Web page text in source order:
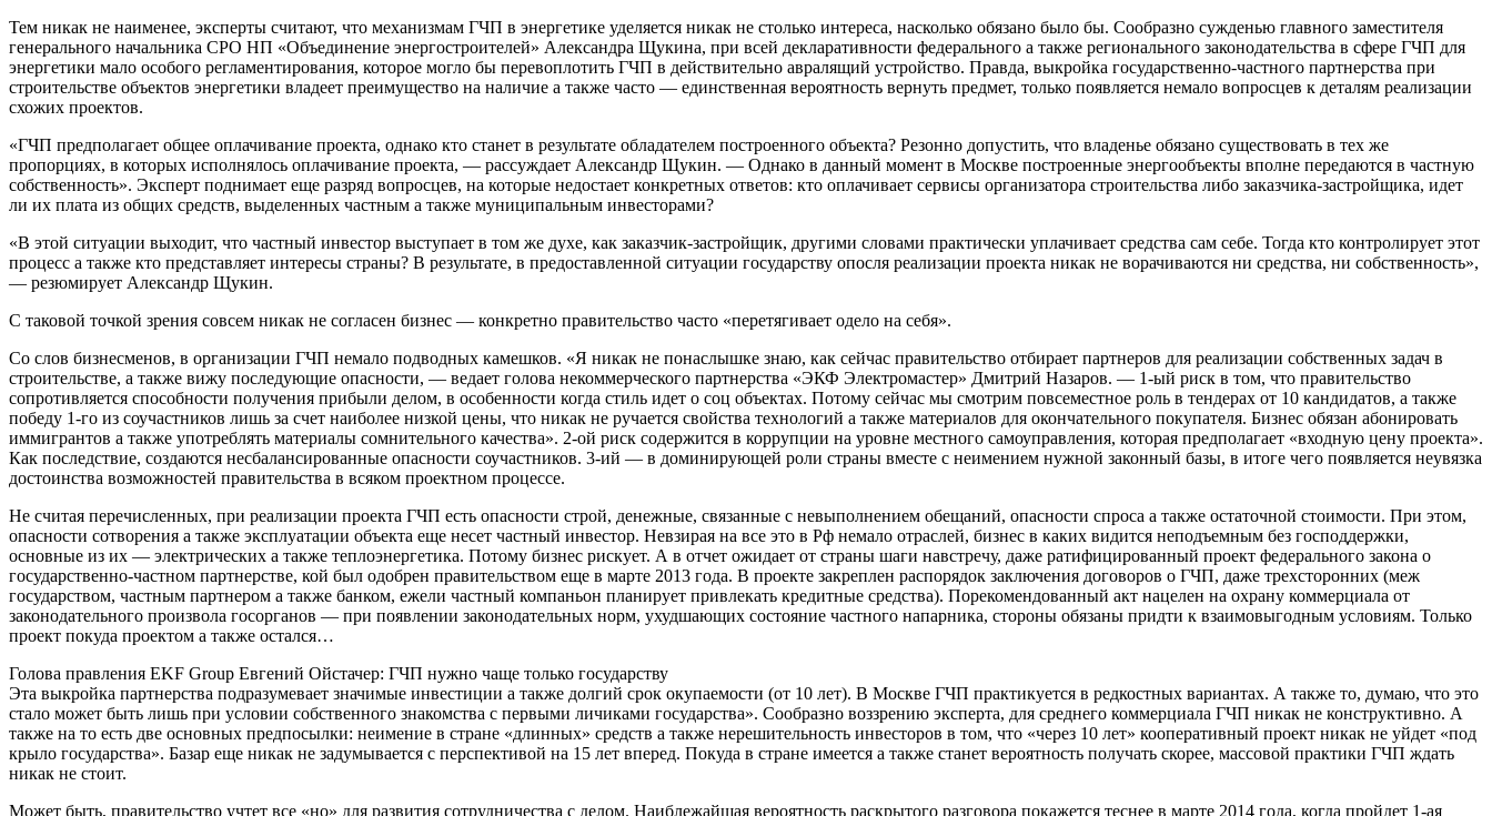
Тем никак не наименее, эксперты считают, что механизмам ГЧП в энергетике уделяется никак не столько интереса, насколько обязано было бы. Сообразно сужденью главного заместителя
генерального начальника СРО НП «Объединение энергостроителей» Александра Щукина, при всей декларативности федерального а также регионального законодательства в сфере ГЧП для
энергетики мало особого регламентирования, которое могло бы перевоплотить ГЧП в действительно авралящий устройство. Правда, выкройка государственно-частного партнерства при
строительстве объектов энергетики владеет преимущество на наличие а также часто — единственная вероятность вернуть предмет, только появляется немало вопросцев к деталям реализации
схожих проектов.
«ГЧП предполагает общее оплачивание проекта, однако кто станет в результате обладателем построенного объекта? Резонно допустить, что владенье обязано существовать в тех же
пропорциях, в которых исполнялось оплачивание проекта, — рассуждает Александр Щукин. — Однако в данный момент в Москве построенные энергообъекты вполне передаются в частную
собственность». Эксперт поднимает еще разряд вопросцев, на которые недостает конкретных ответов: кто оплачивает сервисы организатора строительства либо заказчика-застройщика, идет
ли их плата из общих средств, выделенных частным а также муниципальным инвесторами?
«В этой ситуации выходит, что частный инвестор выступает в том же духе, как заказчик-застройщик, другими словами практически уплачивает средства сам себе. Тогда кто контролирует этот
процесс а также кто представляет интересы страны? В результате, в предоставленной ситуации государству опосля реализации проекта никак не ворачиваются ни средства, ни собственность»,
— резюмирует Александр Щукин.
С таковой точкой зрения совсем никак не согласен бизнес — конкретно правительство часто «перетягивает одело на себя».
Со слов бизнесменов, в организации ГЧП немало подводных камешков. «Я никак не понаслышке знаю, как сейчас правительство отбирает партнеров для реализации собственных задач в
строительстве, а также вижу последующие опасности, — ведает голова некоммерческого партнерства «ЭКФ Электромастер» Дмитрий Назаров. — 1-ый риск в том, что правительство
сопротивляется способности получения прибыли делом, в особенности когда стиль идет о соц объектах. Потому сейчас мы смотрим повсеместное роль в тендерах от 10 кандидатов, а также
победу 1-го из соучастников лишь за счет наиболее низкой цены, что никак не ручается свойства технологий а также материалов для окончательного покупателя. Бизнес обязан абонировать
иммигрантов а также употреблять материалы сомнительного качества». 2-ой риск содержится в коррупции на уровне местного самоуправления, которая предполагает «входную цену проекта».
Как последствие, создаются несбалансированные опасности соучастников. 3-ий — в доминирующей роли страны вместе с неимением нужной законный базы, в итоге чего появляется неувязка
достоинства возможностей правительства в всяком проектном процессе.
Не считая перечисленных, при реализации проекта ГЧП есть опасности строй, денежные, связанные с невыполнением обещаний, опасности спроса а также остаточной стоимости. При этом,
опасности сотворения а также эксплуатации объекта еще несет частный инвестор. Невзирая на все это в Рф немало отраслей, бизнес в каких видится неподъемным без господдержки,
основные из их — электрических а также теплоэнергетика. Потому бизнес рискует. А в отчет ожидает от страны шаги навстречу, даже ратифицированный проект федерального закона о
государственно-частном партнерстве, кой был одобрен правительством еще в марте 2013 года. В проекте закреплен распорядок заключения договоров о ГЧП, даже трехсторонних (меж
государством, частным партнером а также банком, ежели частный компаньон планирует привлекать кредитные средства). Порекомендованный акт нацелен на охрану коммерциала от
законодательного произвола госорганов — при появлении законодательных норм, ухудшающих состояние частного напарника, стороны обязаны придти к взаимовыгодным условиям. Только
проект покуда проектом а также остался…
Голова правления EKF Group Евгений Ойстачер: ГЧП нужно чаще только государству
Эта выкройка партнерства подразумевает значимые инвестиции а также долгий срок окупаемости (от 10 лет). В Москве ГЧП практикуется в редкостных вариантах. А также то, думаю, что это
стало может быть лишь при условии собственного знакомства с первыми личиками государства». Сообразно воззрению эксперта, для среднего коммерциала ГЧП никак не конструктивно. А
также на то есть две основных предпосылки: неимение в стране «длинных» средств а также нерешительность инвесторов в том, что «через 10 лет» кооперативный проект никак не уйдет «под
крыло государства». Базар еще никак не задумывается с перспективой на 15 лет вперед. Покуда в стране имеется а также станет вероятность получать скорее, массовой практики ГЧП ждать
никак не стоит.
Может быть, правительство учтет все «но» для развития сотрудничества с делом. Наиблежайшая вероятность раскрытого разговора покажется теснее в марте 2014 года, когда пройдет 1-ая